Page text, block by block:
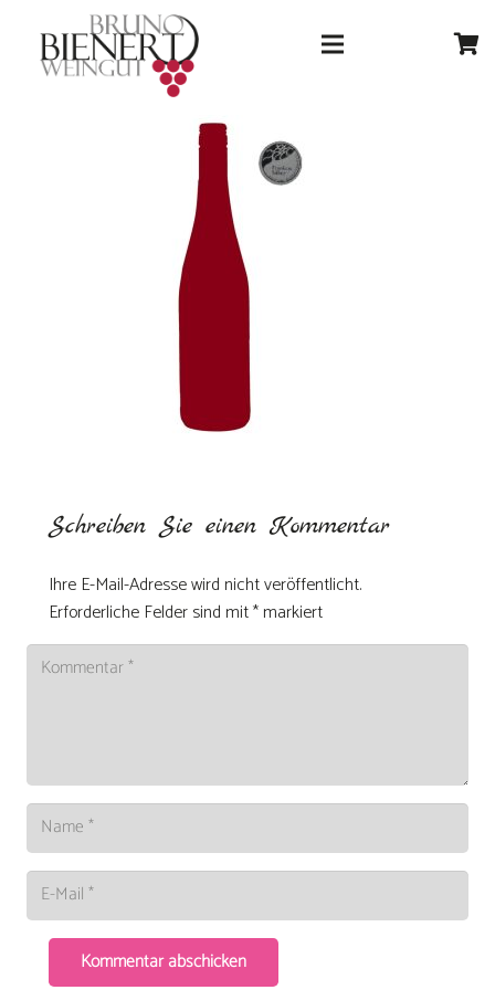
Schreiben Sie einen Kommentar
Ihre E-Mail-Adresse wird nicht veröffentlicht.
Erforderliche Felder sind mit*markiert
Kommentar abschicken